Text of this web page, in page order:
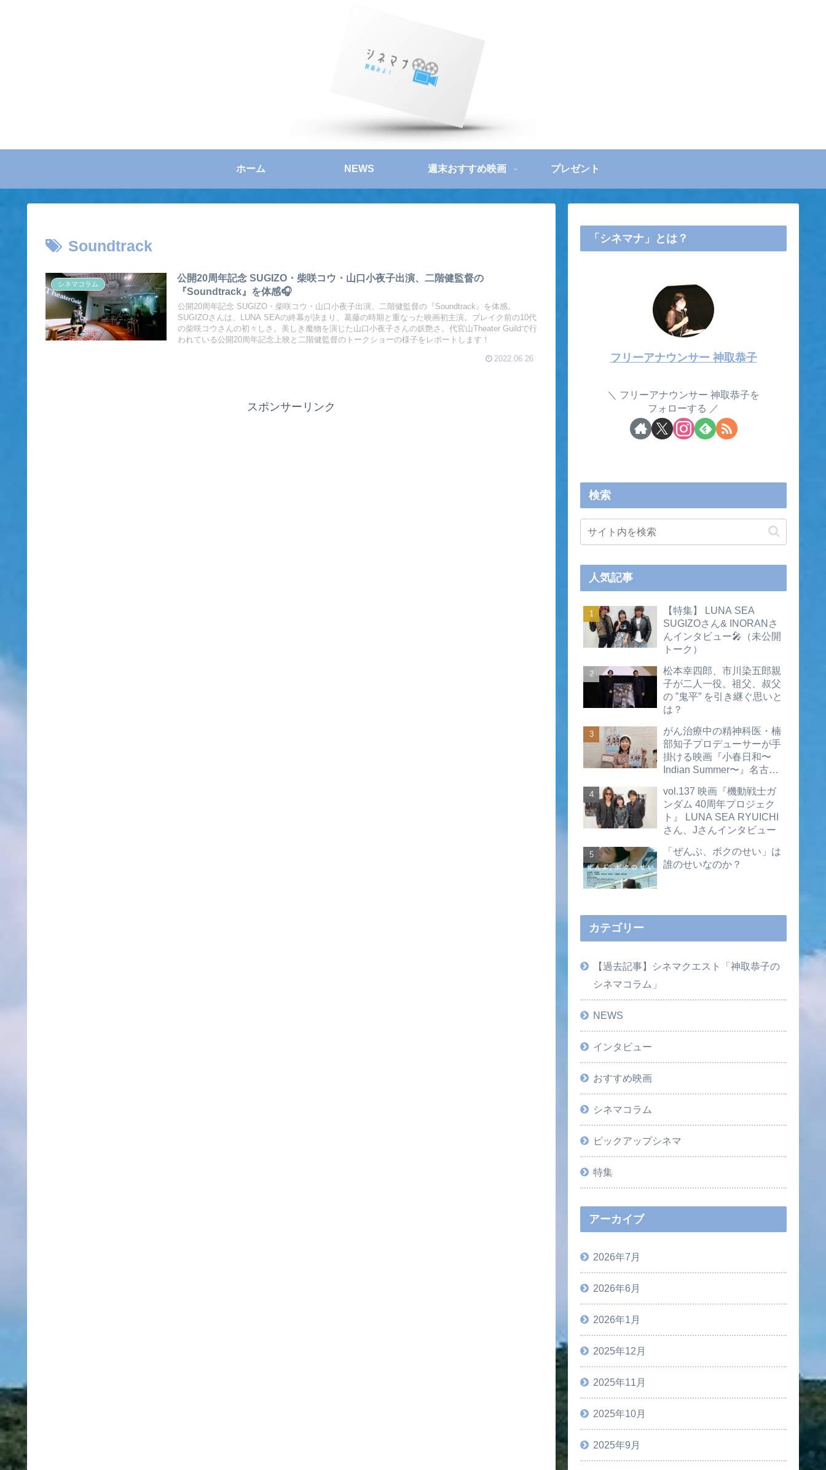
ホーム NEWS 週末おすすめ映画 プレゼント
Soundtrack
シネマコラム
公開20周年記念 SUGIZO・柴咲コウ・山口小夜子出演、二階健監督の
『Soundtrack』を体感🎧
公開20周年記念 SUGIZO・柴咲コウ・山口小夜子出演、二階健監督の『Soundtrack』を体感。
SUGIZOさんは、LUNA SEAの終幕が決まり、葛藤の時期と重なった映画初主演。ブレイク前の10代
の柴咲コウさんの初々しさ。美しき魔物を演じた山口小夜子さんの妖艶さ。代官山Theater Guildで行
われている公開20周年記念上映と二階健監督のトークショーの様子をレポートします！
2022.06.26
スポンサーリンク
「シネマナ」とは？
フリーアナウンサー 神取恭子
フリーアナウンサー 神取恭子を
フォローする
検索
人気記事
【特集】 LUNA SEA
SUGIZOさん& INORANさ
んインタビュー🎤（未公開
トーク）
松本幸四郎、市川染五郎親
子が二人一役。祖父、叔父
の ”鬼平” を引き継ぐ思いと
は？
がん治療中の精神科医・楠
部知子プロデューサーが手
掛ける映画『小春日和〜
Indian Summer〜』名古屋
画あり）
vol.137 映画『機動戦士ガ
ンダム 40周年プロジェク
ト』 LUNA SEA RYUICHI
さん、Jさんインタビュー
「ぜんぶ、ボクのせい」は
誰のせいなのか？
カテゴリー
【過去記事】シネマクエスト「神取恭子の
シネマコラム」
NEWS
インタビュー
おすすめ映画
シネマコラム
ピックアップシネマ
特集
アーカイブ
2026年7月
2026年6月
2026年1月
2025年12月
2025年11月
2025年10月
2025年9月